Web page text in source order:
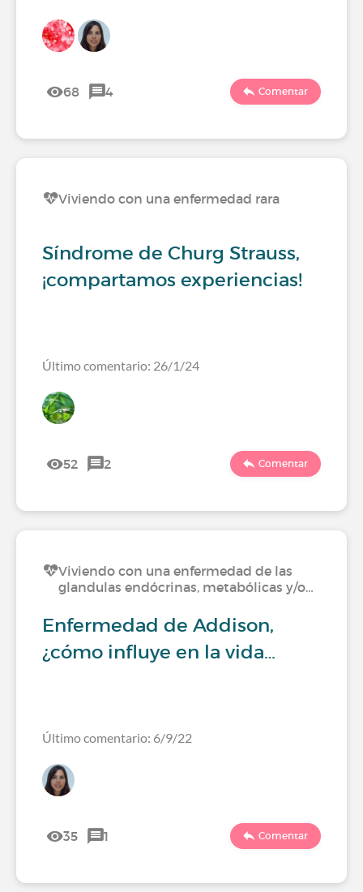
68 4 Comentar
Viviendo con una enfermedad rara
Síndrome de Churg Strauss,
¡compartamos experiencias!
Último comentario: 26/1/24
52 2 Comentar
Viviendo con una enfermedad de las
glandulas endócrinas, metabólicas y/o…
Enfermedad de Addison,
¿cómo influye en la vida…
Último comentario: 6/9/22
35 1 Comentar